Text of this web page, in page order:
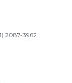
2087-3962